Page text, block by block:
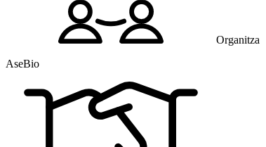
Organitza
AseBio